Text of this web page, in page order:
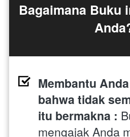
Bagaimana Buku
Membantu
bahwa tidak
itu bermakna :
mengajak Anda